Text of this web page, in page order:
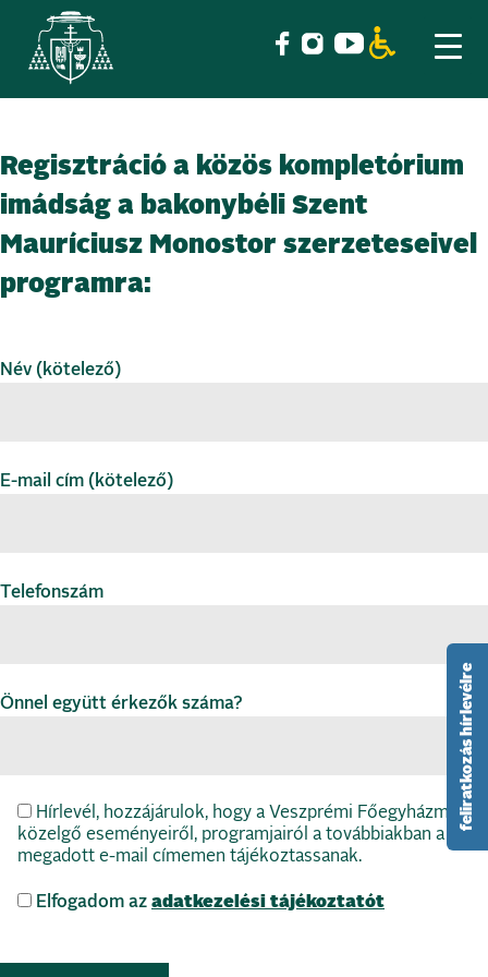
Skip
to
content
Regisztráció a közös kompletórium
imádság a bakonybéli Szent
Mauríciusz Monostor szerzeteseivel
programra:
Név (kötelező)
E-mail cím (kötelező)
Telefonszám
Önnel együtt érkezők száma?
Hírlevél, hozzájárulok, hogy a Veszprémi Főegyházmegye
közelgő eseményeiről, programjairól a továbbiakban a
megadott e-mail címemen tájékoztassanak.
Elfogadom az adatkezelési tájékoztatót
feliratkozás hírlevélre